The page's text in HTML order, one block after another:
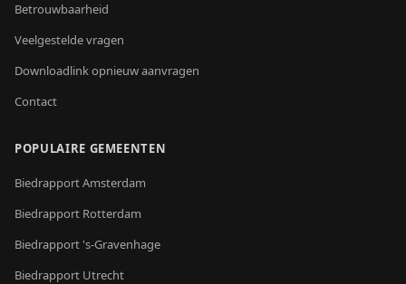
Betrouwbaarheid
Veelgestelde vragen
Downloadlink opnieuw aanvragen
Contact
POPULAIRE GEMEENTEN
BiedrapportAmsterdam
Biedrapport Rotterdam
Biedrapport 's-Gravenhage
Biedrapport Utrecht